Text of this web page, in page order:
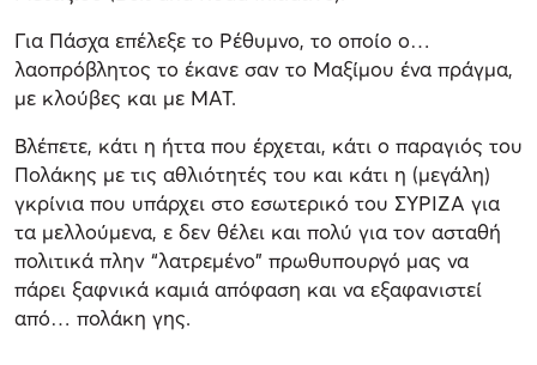
Για Πάσχα επέλεξε το Ρέθυμνο, το οποίο ο…
λαοπρόβλητος το έκανε σαν το Μαξίμου ένα πράγμα,
με κλούβες και με ΜΑΤ.
Βλέπετε, κάτι η ήττα που έρχεται, κάτι ο παραγιός του
Πολάκης με τις αθλιότητές του και κάτι η (μεγάλη)
γκρίνια που υπάρχει στο εσωτερικό του ΣΥΡΙΖΑ για
τα μελλούμενα, ε δεν θέλει και πολύ για τον ασταθή
πολιτικά πλην “λατρεμένο” πρωθυπουργό μας να
πάρει ξαφνικά καμιά απόφαση και να εξαφανιστεί
από… πολάκη γης.